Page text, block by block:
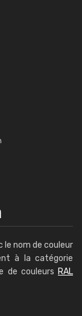
le nom de couleur
à la catégorie
de couleurs RAL